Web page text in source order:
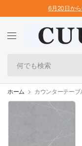
6月20日か
ホーム カウンターテー